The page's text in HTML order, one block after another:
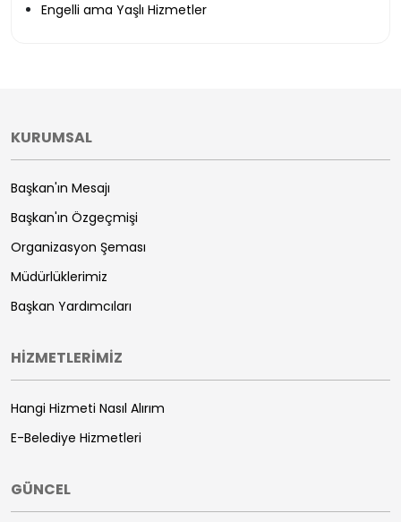
Engelli ama Yaşlı Hizmetler
KURUMSAL
Başkan'ın Mesajı
Başkan'ın Özgeçmişi
Organizasyon Şeması
Müdürlüklerimiz
Başkan Yardımcıları
HİZMETLERİMİZ
Hangi Hizmeti Nasıl Alırım
E-Belediye Hizmetleri
GÜNCEL